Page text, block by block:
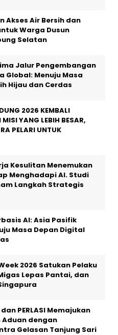
Akses Air Bersih dan
Warga Dusun
Selatan
Jalur Pengembangan
Global: Menuju Masa
Hijau dan Cerdas
2026 KEMBALI
YANG LEBIH BESAR,
PELARI UNTUK
Kesulitan Menemukan
Menghadapi AI. Studi
Langkah Strategis
AI: Asia Pasifik
Masa Depan Digital
2026 Satukan Pelaku
Lepas Pantai, dan
PERLASI Memajukan
Aduan dengan
Gelasan Tanjung Sari